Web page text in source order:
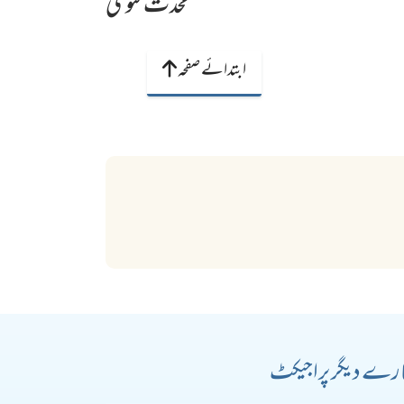
ابتدائے صفحہ
دیگر پراجیکٹ